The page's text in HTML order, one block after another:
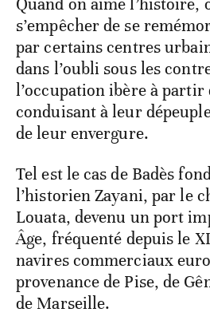
Quand on aime l’histoire,
s’empêcher de se
par certains centres
dans l’oubli sous les
l’occupation ibère à partir
conduisant à leur
de leur envergure.
Tel est le cas de Badès
l’historien Zayani, par le
Louata, devenu un port
Âge, fréquenté depuis le
navires commerciaux
provenance de Pise, de
de Marseille.